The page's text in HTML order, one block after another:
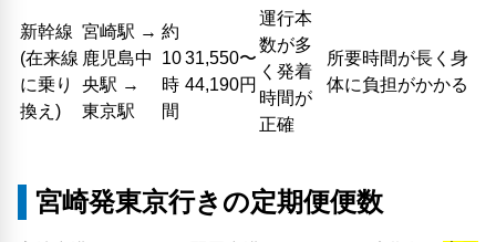
新幹線
(在来線
に乗り
換え)
宮崎駅 →
鹿児島中
央駅 →
東京駅
約
10
時
間
31,550〜
44,190円
運行本
数が多
く発着
時間が
正確
所要時間が長く身
体に負担がかかる
宮崎発東京行きの定期便便数